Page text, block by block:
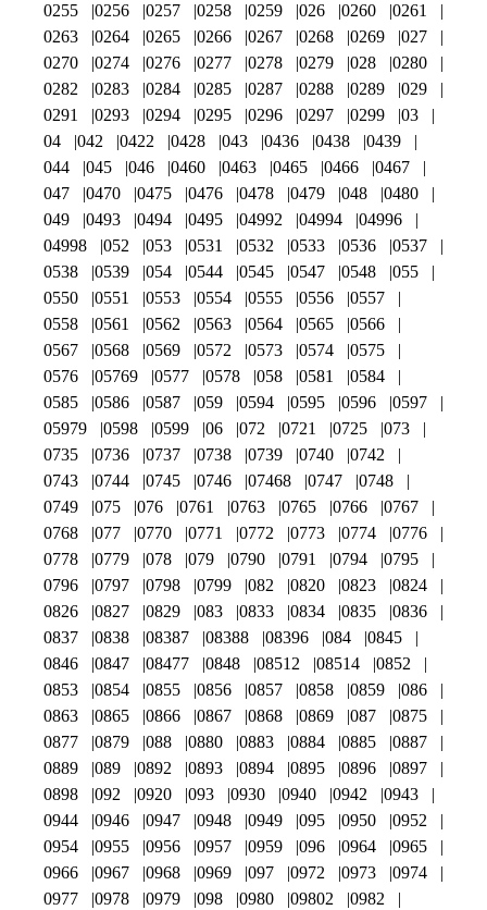
0255 0256 0257 0258 0259 026 0260
0261
0263
0264 0265 0266 0267 0268 0269
027
0270
0274 0276 0277 0278 0279 028
0280
0282
0283 0284 0285 0287 0288 0289
029
0291
0293 0294 0295 0296 0297 0299
03
04
042 0422 0428 043 0436 0438
0439
044
045 046 0460 0463 0465 0466
0467
047
0470 0475 0476 0478 0479 048
0480
049
0493 0494 0495 04992 04994
04996
04998
052 053 0531 0532 0533 0536
0537
0538
0539 054 0544 0545 0547 0548
055
0550
0551 0553 0554 0555 0556
0557
0558
0561 0562 0563 0564 0565
0566
0567
0568 0569 0572 0573 0574
0575
0576
05769 0577 0578 058 0581
0584
0585
0586 0587 059 0594 0595 0596
0597
05979
0598 0599 06 072 0721 0725
073
0735
0736 0737 0738 0739 0740
0742
0743
0744 0745 0746 07468 0747
0748
0749
075 076 0761 0763 0765 0766
0767
0768
077 0770 0771 0772 0773 0774
0776
0778
0779 078 079 0790 0791 0794
0795
0796
0797 0798 0799 082 0820 0823
0824
0826
0827 0829 083 0833 0834 0835
0836
0837
0838 08387 08388 08396 084
0845
0846
0847 08477 0848 08512 08514
0852
0853
0854 0855 0856 0857 0858 0859
086
0863
0865 0866 0867 0868 0869 087
0875
0877
0879 088 0880 0883 0884 0885
0887
0889
089 0892 0893 0894 0895 0896
0897
0898
092 0920 093 0930 0940 0942
0943
0944
0946 0947 0948 0949 095 0950
0952
0954
0955 0956 0957 0959 096 0964
0965
0966
0967 0968 0969 097 0972 0973
0974
0977
0978 0979 098 0980 09802
0982